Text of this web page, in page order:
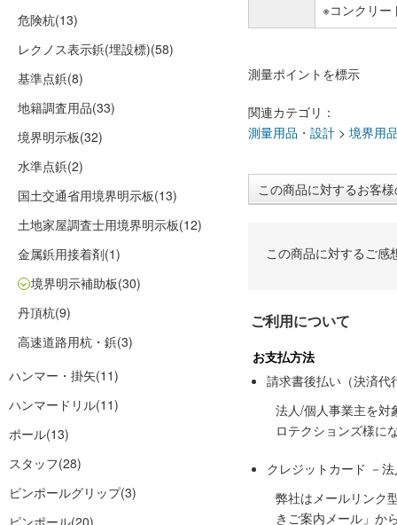
危険杭(13)
レクノス表示鋲(埋設標)(58)
基準点鋲(8)
地籍調査用品(33)
境界明示板(32)
水準点鋲(2)
国土交通省用境界明示板(13)
土地家屋調査士用境界明示板(12)
金属鋲用接着剤(1)
境界明示補助板(30)
丹頂杭(9)
高速道路用杭・鋲(3)
ハンマー・掛矢(11)
ハンマードリル(11)
ポール(13)
スタッフ(28)
ピンポールグリップ(3)
ピンポール(20)
※コンクリー
測量ポイントを標示
関連カテゴリ：
測量用品・設計 > 境界用
この商品に対するお客
この商品に対するご感
ご利用について
お支払方法
請求書後払い（決済代
法人/個人事業主を対
ロテクションズ様に
クレジットカード －
弊社はメールリンク
きご案内メール」か